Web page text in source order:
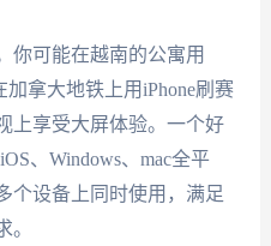
你可能在越南的公寓用
拿大地铁上用iPhone刷赛
上享受大屏体验。一个好
、Windows、mac全平
个设备上同时使用，满足